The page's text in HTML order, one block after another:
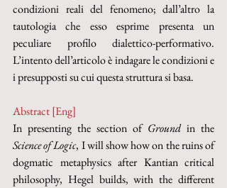
condizioni reali del fenomeno; dall’altro la
tautologia che esso esprime presenta un
peculiare profilo dialettico-performativo.
L’intento dell’articolo è indagare le condizioni e
i presupposti su cui questa struttura si basa.
Abstract [Eng]
In presenting the section of Ground
Science of Logic, I will show how on the ruins of
dogmatic metaphysics after Kantian critical
philosophy, Hegel builds, with the different